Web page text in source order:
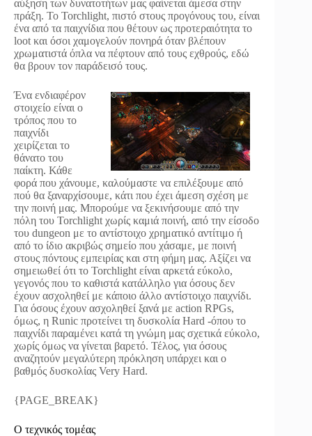
αύξηση των δυνατοτήτων μας φαίνεται άμεσα στην
πράξη. Το Torchlight, πιστό στους προγόνους του, είναι
ένα από τα παιχνίδια που θέτουν ως προτεραιότητα το
loot και όσοι χαμογελούν πονηρά όταν βλέπουν
χρωματιστά όπλα να πέφτουν από τους εχθρούς, εδώ
θα βρουν τον παράδεισό τους.
Ένα ενδιαφέρον
στοιχείο είναι ο
τρόπος που το
παιχνίδι
χειρίζεται το
θάνατο του
παίκτη. Κάθε
φορά που χάνουμε, καλούμαστε να επιλέξουμε από
πού θα ξαναρχίσουμε, κάτι που έχει άμεση σχέση με
την ποινή μας. Μπορούμε να ξεκινήσουμε από την
πόλη του Torchlight χωρίς καμιά ποινή, από την είσοδο
του dungeon με το αντίστοιχο χρηματικό αντίτιμο ή
από το ίδιο ακριβώς σημείο που χάσαμε, με ποινή
στους πόντους εμπειρίας και στη φήμη μας. Αξίζει να
σημειωθεί ότι το Torchlight είναι αρκετά εύκολο,
γεγονός που το καθιστά κατάλληλο για όσους δεν
έχουν ασχοληθεί με κάποιο άλλο αντίστοιχο παιχνίδι.
Για όσους έχουν ασχοληθεί ξανά με action RPGs,
όμως, η Runic προτείνει τη δυσκολία Hard -όπου το
παιχνίδι παραμένει κατά τη γνώμη μας σχετικά εύκολο,
χωρίς όμως να γίνεται βαρετό. Τέλος, για όσους
αναζητούν μεγαλύτερη πρόκληση υπάρχει και ο
βαθμός δυσκολίας Very Hard.
{PAGE_BREAK}
Ο τεχνικός τομέας